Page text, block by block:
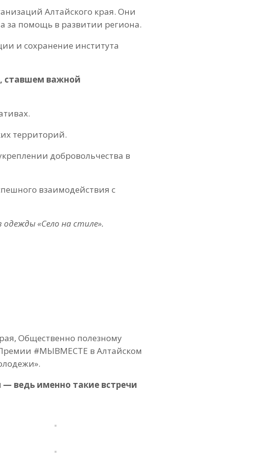
Алтайского края. Они
за помощь в развитии региона.
и сохранение института
ставшем важной
территорий.
добровольчества в
взаимодействия с
«Село на стиле».
Общественно полезному
Премии #МЫВМЕСТЕ в Алтайском
ведь именно такие встречи